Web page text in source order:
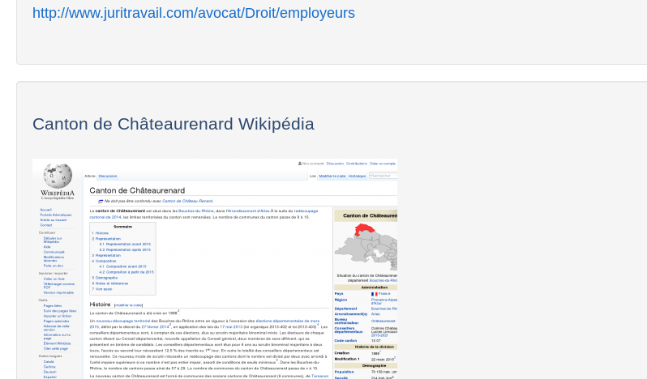
http://www.juritravail.com/avocat/Droit/employeurs
Canton de Châteaurenard Wikipédia